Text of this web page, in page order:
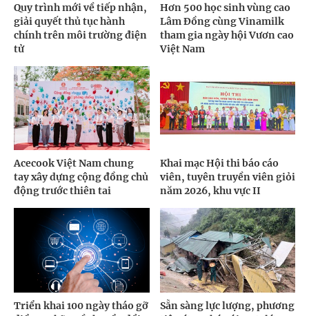
Quy trình mới về tiếp nhận,
giải quyết thủ tục hành
chính trên môi trường điện
tử
Hơn 500 học sinh vùng cao
Lâm Đồng cùng Vinamilk
tham gia ngày hội Vươn cao
Việt Nam
Acecook Việt Nam chung
tay xây dựng cộng đồng chủ
động trước thiên tai
Khai mạc Hội thi báo cáo
viên, tuyên truyền viên giỏi
năm 2026, khu vực II
Triển khai 100 ngày tháo gỡ
Sẵn sàng lực lượng, phương